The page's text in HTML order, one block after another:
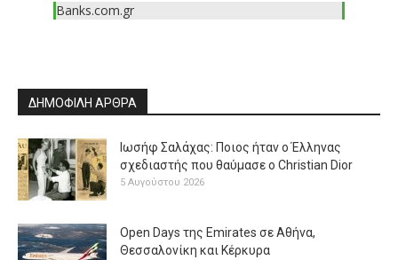
Banks.com.gr
ΔΗΜΟΦΙΛΗ ΑΡΘΡΑ
Ιωσήφ Σαλάχας: Ποιος ήταν ο Έλληνας
σχεδιαστής που θαύμασε ο Christian Dior
5 Αυγούστου 2026
Open Days της Emirates σε Αθήνα,
Θεσσαλονίκη και Κέρκυρα